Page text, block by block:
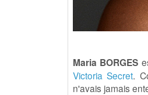
Maria BORGES
Victoria Secret.
n'avais jamais